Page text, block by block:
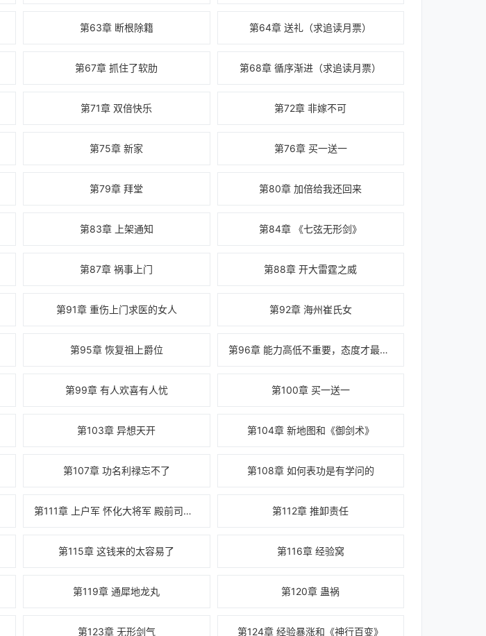
第63章 断根除籍 第64章 送礼（求追读月票）
第67章 抓住了软肋 第68章 循序渐进（求追读月票）
第71章 双倍快乐 第72章 非嫁不可
第75章 新家 第76章 买一送一
第79章 拜堂 第80章 加倍给我还回来
第83章 上架通知 第84章 《七弦无形剑》
第87章 祸事上门 第88章 开大雷霆之威
第91章 重伤上门求医的女人 第92章 海州崔氏女
第95章 恢复祖上爵位 第96章 能力高低不重要，态度才最重要
第99章 有人欢喜有人忧 第100章 买一送一
第103章 异想天开 第104章 新地图和《御剑术》
第107章 功名利禄忘不了 第108章 如何表功是有学问的
第111章 上户军 怀化大将军 殿前司马军指挥 第112章 推卸责任
第115章 这钱来的太容易了 第116章 经验窝
第119章 通犀地龙丸 第120章 蛊祸
第123章 无形剑气 第124章 经验暴涨和《神行百变》